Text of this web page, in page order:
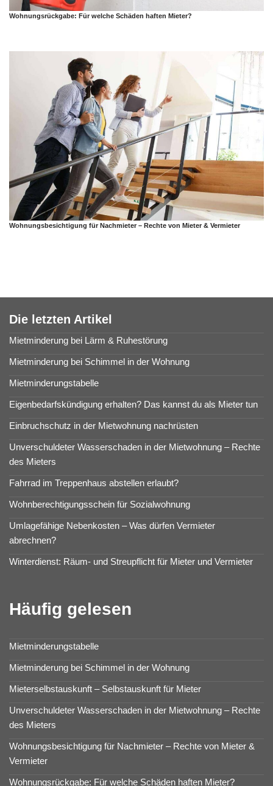
Wohnungsrückgabe: Für welche Schäden haften Mieter?
Wohnungsbesichtigung für Nachmieter – Rechte von Mieter & Vermieter
Die letzten Artikel
Mietminderung bei Lärm & Ruhestörung
Mietminderung bei Schimmel in der Wohnung
Mietminderungstabelle
Eigenbedarfskündigung erhalten? Das kannst du als Mieter tun
Einbruchschutz in der Mietwohnung nachrüsten
Unverschuldeter Wasserschaden in der Mietwohnung – Rechte
des Mieters
Fahrrad im Treppenhaus abstellen erlaubt?
Wohnberechtigungsschein für Sozialwohnung
Umlagefähige Nebenkosten – Was dürfen Vermieter
abrechnen?
Winterdienst: Räum- und Streupflicht für Mieter und Vermieter
Häufig gelesen
Mietminderungstabelle
Mietminderung bei Schimmel in der Wohnung
Mieterselbstauskunft – Selbstauskunft für Mieter
Unverschuldeter Wasserschaden in der Mietwohnung – Rechte
des Mieters
Wohnungsbesichtigung für Nachmieter – Rechte von Mieter &
Vermieter
Wohnungsrückgabe: Für welche Schäden haften Mieter?